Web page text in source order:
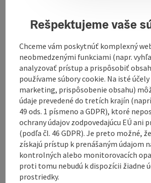
For more detailed diagnostics,
osteosynthesis and admission of
animal clinic.
Contact
Opening hours
Arrival
Rešpektujeme vaše
Chceme vám poskytnúť komplexný
neobmedzenými funkciami (napr.
analyzovať prístup a prispôsobiť
používame súbory cookie. Na isté
marketing, prispôsobenie obsahu)
údaje prevedené do tretích krajín
49 ods. 1 písmeno a GDPR), ktoré
ochrany údajov zodpovedajúcu EÚ ani
(podľa čl. 46 GDPR). Je preto možné,
získajú prístup k prenášaným údajom
kontrolných alebo monitorovacích
proti tomu nebudú k dispozícii žiadne
prostriedky.